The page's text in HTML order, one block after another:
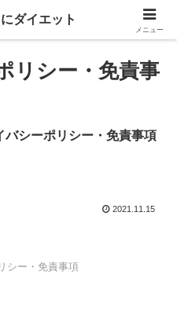
リシー・免責事
バシーポリシー・免責事項
2021.11.15
シー・免責事項
ダイエット
メニュー